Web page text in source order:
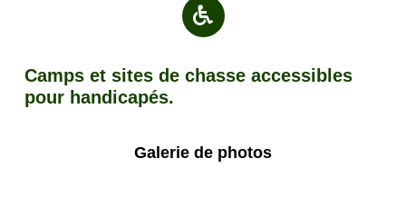
Camps et sites de chasse accessibles
pour handicapés.
Galerie de photos